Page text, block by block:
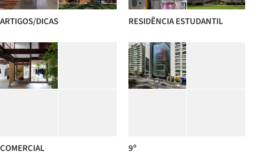
ARTIGOS/DICAS RESIDÊNCIA ESTUDANTIL
COMERCIAL 9º